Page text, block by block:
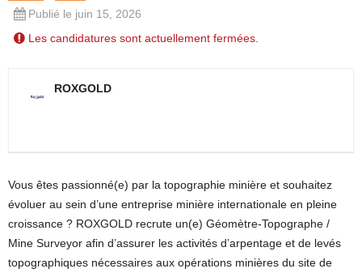
Publié le juin 15, 2026
Les candidatures sont actuellement fermées.
ROXGOLD
Vous êtes passionné(e) par la topographie minière et souhaitez
évoluer au sein d’une entreprise minière internationale en pleine
croissance ? ROXGOLD recrute un(e) Géomètre-Topographe /
Mine Surveyor afin d’assurer les activités d’arpentage et de levés
topographiques nécessaires aux opérations minières du site de